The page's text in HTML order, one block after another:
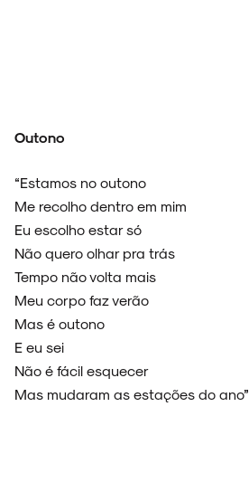
Outono
“Estamos no outono
Me recolho dentro em mim
Eu escolho estar só
Não quero olhar pra trás
Tempo não volta mais
Meu corpo faz verão
Mas é outono
E eu sei
Não é fácil esquecer
Mas mudaram as estações do ano”